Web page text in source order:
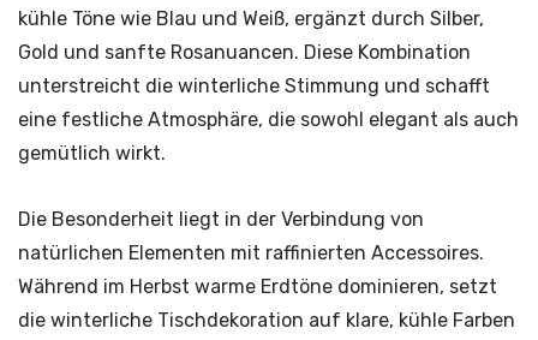
kühle Töne wie Blau und Weiß, ergänzt durch Silber,
Gold und sanfte Rosanuancen. Diese Kombination
unterstreicht die winterliche Stimmung und schafft
eine festliche Atmosphäre, die sowohl elegant als auch
gemütlich wirkt.
Die Besonderheit liegt in der Verbindung von
natürlichen Elementen mit raffinierten Accessoires.
Während im Herbst warme Erdtöne dominieren, setzt
die winterliche Tischdekoration auf klare, kühle Farben